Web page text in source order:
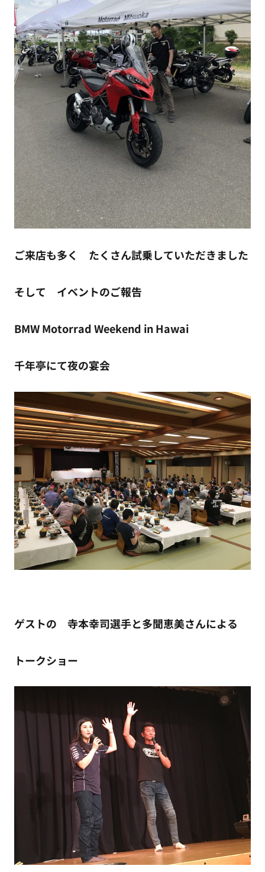
ご来店も多く たくさん試乗していただきました
そして イベントのご報告
BMW Motorrad Weekend in Hawai
千年亭にて夜の宴会
ゲストの 寺本幸司選手と多聞恵美さんによる
トークショー